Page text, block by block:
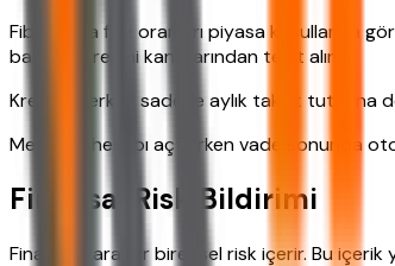
Fibabanka faiz oranları piyasa koşullarına
bankanın resmi kanallarından teyit alın.
Kredi çekerken sadece aylık taksit tutarına
Mevduat hesabı açtırırken vade sonunda
Finansal Risk Bildirimi
Finansal kararlar bireysel risk içerir. Bu içerik